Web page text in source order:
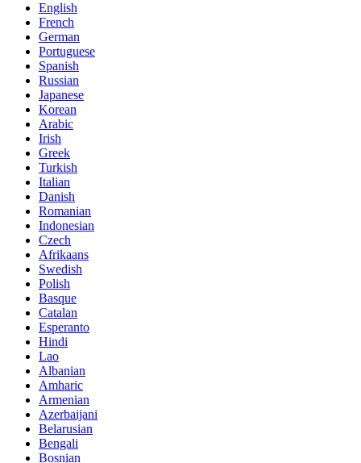
English
French
German
Portuguese
Spanish
Russian
Japanese
Korean
Arabic
Irish
Greek
Turkish
Italian
Danish
Romanian
Indonesian
Czech
Afrikaans
Swedish
Polish
Basque
Catalan
Esperanto
Hindi
Lao
Albanian
Amharic
Armenian
Azerbaijani
Belarusian
Bengali
Bosnian